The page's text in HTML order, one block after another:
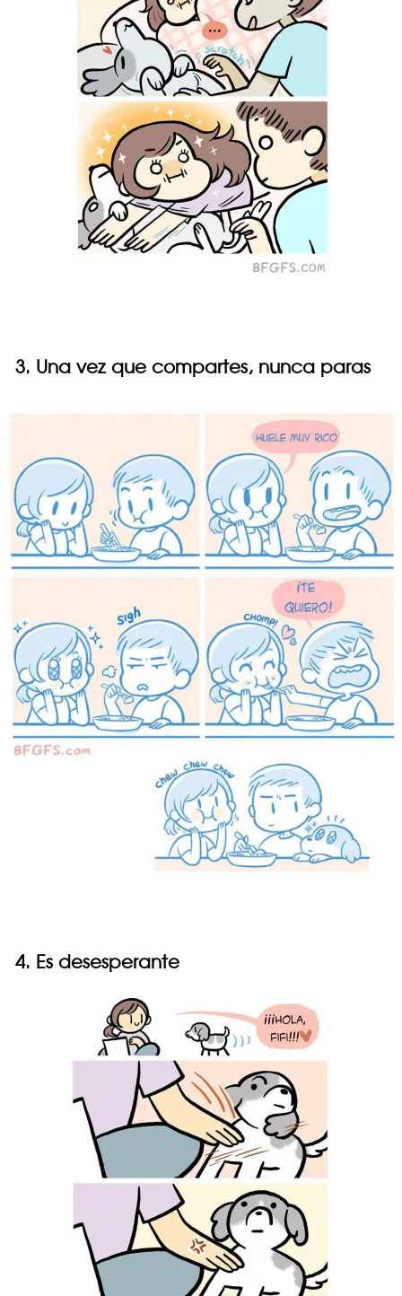
3. Una vez que compartes, nunca paras
4. Es desesperante